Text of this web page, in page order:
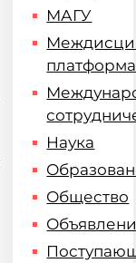
МАГУ
платформа
Наука
Общество